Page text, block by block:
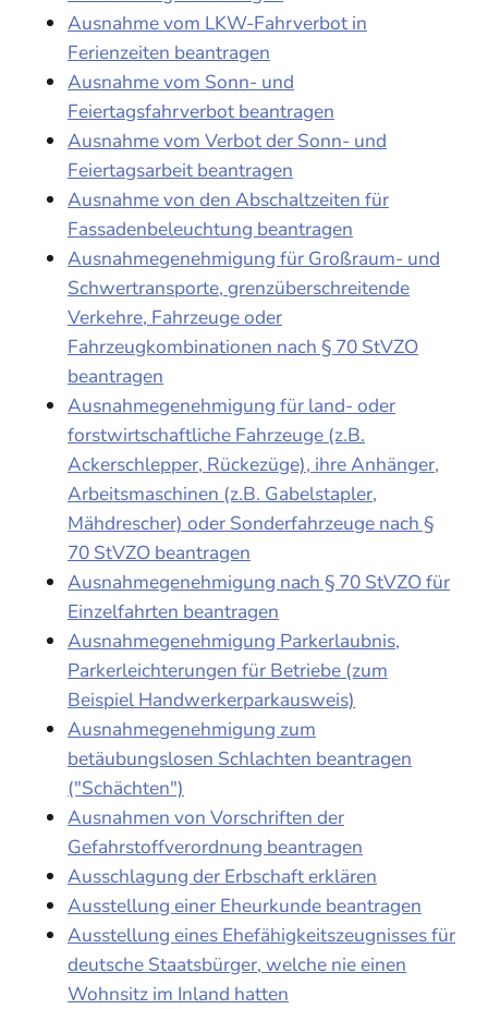
Ausnahme vom LKW-Fahrverbot in
Ferienzeiten beantragen
Ausnahme vom Sonn- und
Feiertagsfahrverbot beantragen
Ausnahme vom Verbot der Sonn- und
Feiertagsarbeit beantragen
Ausnahme von den Abschaltzeiten für
Fassadenbeleuchtung beantragen
Ausnahmegenehmigung für Großraum- und
Schwertransporte, grenzüberschreitende
Verkehre, Fahrzeuge oder
Fahrzeugkombinationen nach § 70 StVZO
beantragen
Ausnahmegenehmigung für land- oder
forstwirtschaftliche Fahrzeuge (z.B.
Ackerschlepper, Rückezüge), ihre Anhänger,
Arbeitsmaschinen (z.B. Gabelstapler,
Mähdrescher) oder Sonderfahrzeuge nach §
70 StVZO beantragen
Ausnahmegenehmigung nach § 70 StVZO für
Einzelfahrten beantragen
Ausnahmegenehmigung Parkerlaubnis,
Parkerleichterungen für Betriebe (zum
Beispiel Handwerkerparkausweis)
Ausnahmegenehmigung zum
betäubungslosen Schlachten beantragen
("Schächten")
Ausnahmen von Vorschriften der
Gefahrstoffverordnung beantragen
Ausschlagung der Erbschaft erklären
Ausstellung einer Eheurkunde beantragen
Ausstellung eines Ehefähigkeitszeugnisses für
deutsche Staatsbürger, welche nie einen
Wohnsitz im Inland hatten